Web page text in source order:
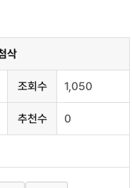
삭
조회수 1,050
추천수 0